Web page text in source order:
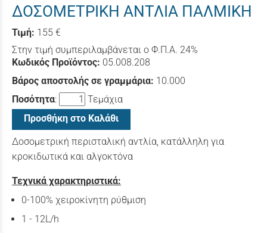
ΔΟΣΟΜΕΤΡΙΚΗ ΑΝΤΛΙΑ ΠΑΛΜΙΚΗ
Τιμή: 155 €
Στην τιμή συμπεριλαμβάνεται ο Φ.Π.Α. 24%
Κωδικός Προϊόντος: 05.008.208
Βάρος αποστολής σε γραμμάρια: 10.000
Ποσότητα:
Τεμάχια
Προσθήκη στο Καλάθι
Δοσομετρική περισταλική αντλία, κατάλληλη για
κροκιδωτικά και αλγοκτόνα
Τεχνικά χαρακτηριστικά:
0-100% χειροκίνητη ρύθμιση
1 - 12L/h